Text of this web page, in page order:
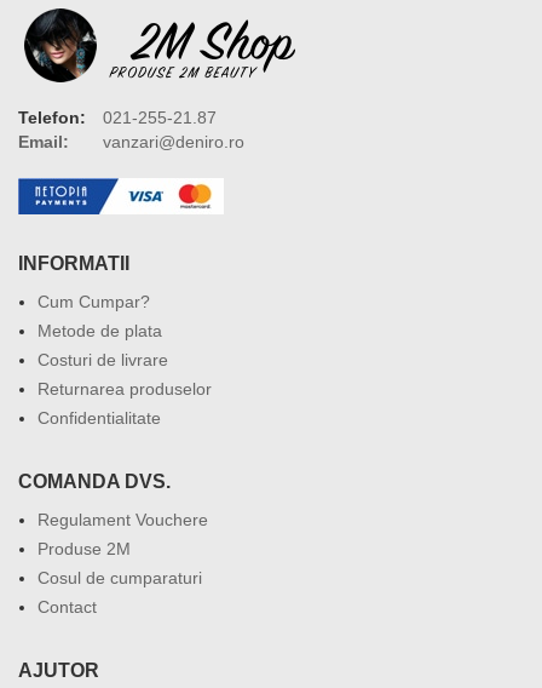
Telefon:
021-255-21.87
Email:
vanzari@deniro.ro
INFORMATII
Cum Cumpar?
Metode de plata
Costuri de livrare
Returnarea produselor
Confidentialitate
COMANDA DVS.
Regulament Vouchere
Produse 2M
Cosul de cumparaturi
Contact
AJUTOR